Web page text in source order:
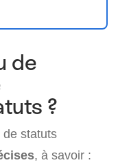
de
?
de statuts
, à savoir :